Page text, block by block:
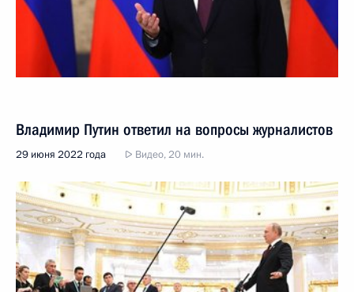
Владимир Путин ответил на вопросы журналистов
29 июня 2022 года Видео, 20 мин.